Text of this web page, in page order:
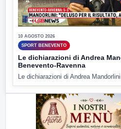
10 AGOSTO 2026
SPORT BENEVENTO
Le dichiarazioni di Andrea
Benevento-Ravenna
Le dichiarazioni di Andrea